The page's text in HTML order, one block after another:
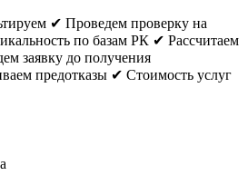
✔ Проведем проверку на
по базам РК ✔ Рассчитаем
заявку до получения
предотказы ✔ Стоимость услуг